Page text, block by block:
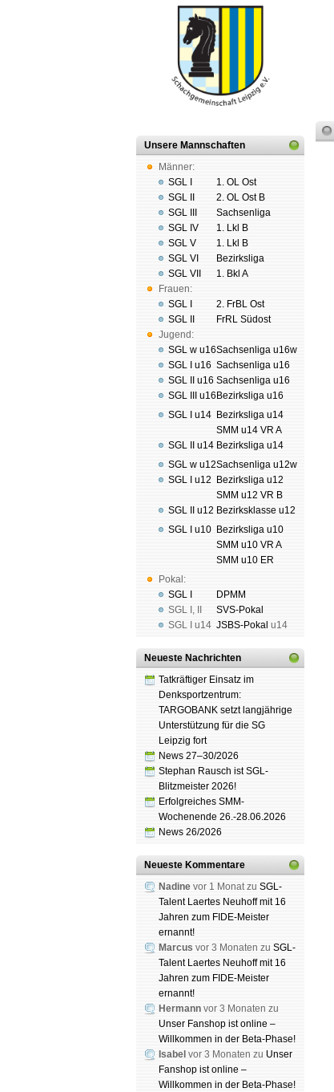
Unsere Mannschaften
Männer:
SGL I
SGL II
SGL III
SGL IV
SGL V
SGL VI
SGL VII
Frauen:
SGL I
SGL II
Jugend:
SGL w u16
SGL I u16
SGL II u16
SGL III u16
SGL I u14
SGL II u14
SGL w u12
SGL I u12
SGL II u12
SGL I u10
Pokal:
SGL I
SGL I ,
SGL I
u14
1. OL Ost
2. OL Ost B
Sachsenliga
1. Lkl B
1. Lkl B
Bezirksliga
1. Bkl A
2. FrBL Ost
FrRL Südost
Sachsenliga u16w
Sachsenliga u16
Sachsenliga u16
Bezirksliga u16
Bezirksliga u14
SMM u14 VR A
Bezirksliga u14
Sachsenliga u12w
Bezirksliga u12
SMM u12 VR B
Bezirksklasse u12
Bezirksliga u10
SMM u10 VR A
SMM u10 ER
DPMM
SVS-Pokal
JSBS-Pokal u14
Neueste Nachrichten
Tatkräftiger Einsatz im
Denksportzentrum:
TARGOBANK setzt langjährige
Unterstützung für die SG
Leipzig fort
News 27–30/2026
Stephan Rausch ist SGL-
Blitzmeister 2026!
Erfolgreiches SMM-
Wochenende 26.-28.06.2026
News 26/2026
Neueste Kommentare
Nadine vor 1 Monat zu SGL-
Talent Laertes Neuhoff mit 16
Jahren zum FIDE-Meister
ernannt!
Marcus vor 3 Monaten zu SGL-
Talent Laertes Neuhoff mit 16
Jahren zum FIDE-Meister
ernannt!
Hermann vor 3 Monaten zu
Unser Fanshop ist online –
Willkommen in der Beta-Phase!
Isabel vor 3 Monaten zu Unser
Fanshop ist online –
Willkommen in der Beta-Phase!